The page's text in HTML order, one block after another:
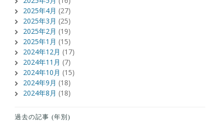
2025年4月 (27)
2025年3月 (25)
2025年2月 (19)
2025年1月 (15)
2024年12月 (17)
2024年11月 (7)
2024年10月 (15)
2024年9月 (18)
2024年8月 (18)
過去の記事 (年別)